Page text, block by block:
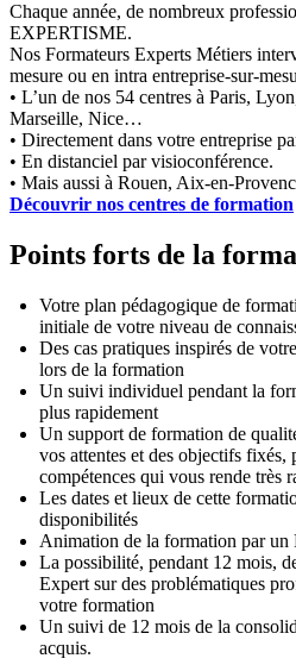
Chaque année, de nombreux
EXPERTISME.
Nos Formateurs Experts Métiers
mesure ou en intra entreprise-sur-
• L’un de nos 54 centres à Paris,
Marseille, Nice…
• Directement dans votre entreprise
• En distanciel par visioconférence.
• Mais aussi à Rouen, Aix-en-
Découvrir nos centres de formation
Points forts de la
Votre plan pédagogique de
initiale de votre niveau de
Des cas pratiques inspirés de
lors de la formation
Un suivi individuel pendant la
plus rapidement
Un support de formation de
vos attentes et des objectifs fixés,
compétences qui vous rende très
Les dates et lieux de cette
disponibilités
Animation de la formation par un
La possibilité, pendant 12 mois,
Expert sur des problématiques
votre formation
Un suivi de 12 mois de la
acquis.